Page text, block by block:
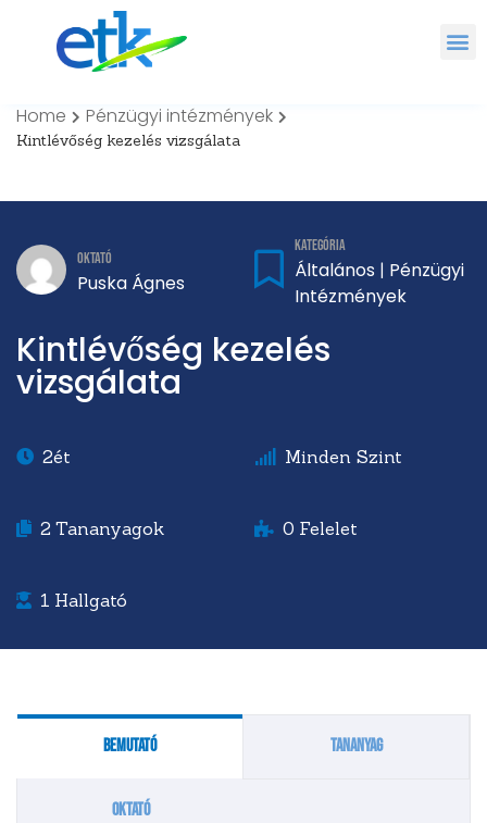
Home Pénzügyi intézmények
Kintlévőség kezelés vizsgálata
Oktató
Puska Ágnes
Kategória
Általános | Pénzügyi
Intézmények
Kintlévőség kezelés
vizsgálata
2ét Minden Szint
2 Tananyagok 0 Felelet
1 Hallgató
Bemutató Tananyag
Oktató